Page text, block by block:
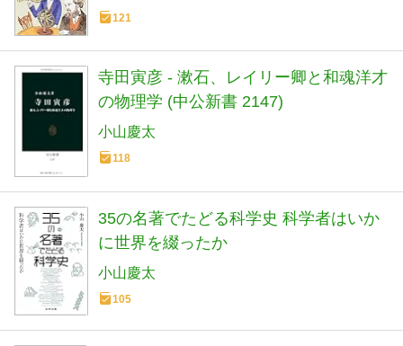
121
寺田寅彦 - 漱石、レイリー卿と和魂洋才
の物理学 (中公新書 2147)
小山慶太
118
35の名著でたどる科学史 科学者はいか
に世界を綴ったか
小山慶太
105